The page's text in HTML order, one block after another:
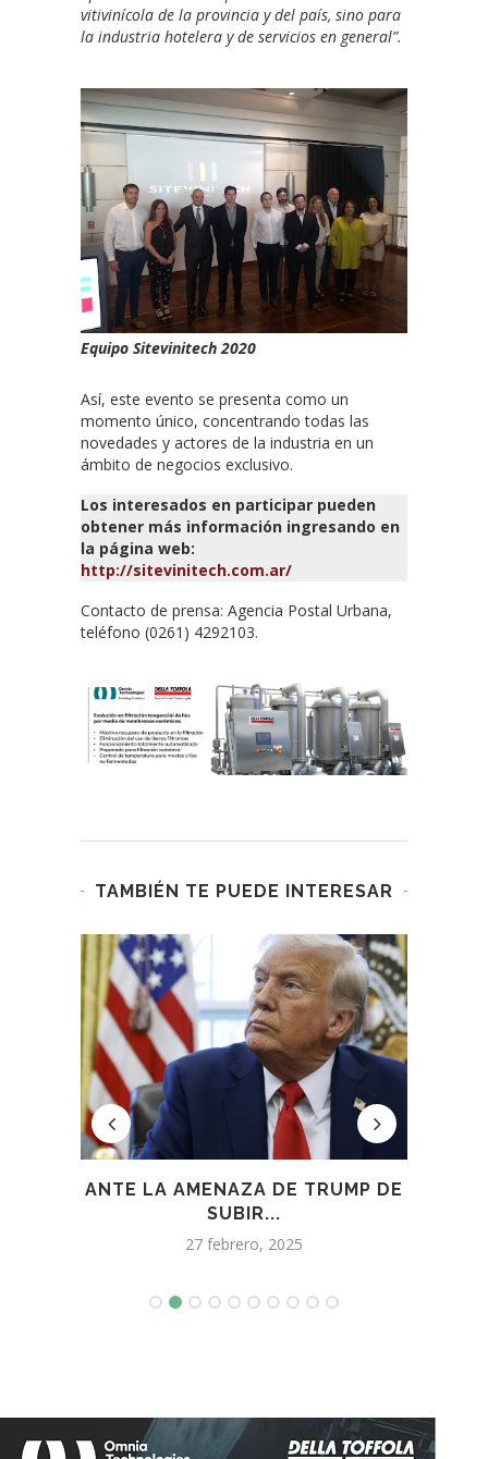
vitivinícola de la provincia y del país, sino para
la industria hotelera y de servicios en general”.
Equipo Sitevinitech 2020
Así, este evento se presenta como un
momento único, concentrando todas las
novedades y actores de la industria en un
ámbito de negocios exclusivo.
Los interesados en participar pueden
obtener más información ingresando en
la página web:
http://sitevinitech.com.ar/
Contacto de prensa: Agencia Postal Urbana,
teléfono (0261) 4292103.
TAMBIÉN TE PUEDE INTERESAR
ANTE LA AMENAZA DE TRUMP DE
SUBIR...
27 febrero, 2025